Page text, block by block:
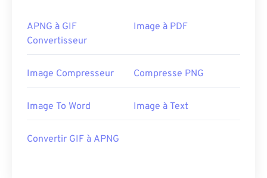
APNG à GIF
Convertisseur
Image à PDF
Image Compresseur Compresse PNG
Image To Word Image à Text
Convertir GIF à APNG